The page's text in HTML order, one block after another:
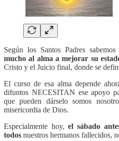
Según los Santos Padres
mucho al alma a mejorar su
Cristo y el Juicio final, donde se
El curso de esa alma depende
difuntos NECESITAN ese apoyo
que pueden dárselo somos
misericordia de Dios.
Especialmente hoy,el sábado
todos nuestros hermanos fallecidos,